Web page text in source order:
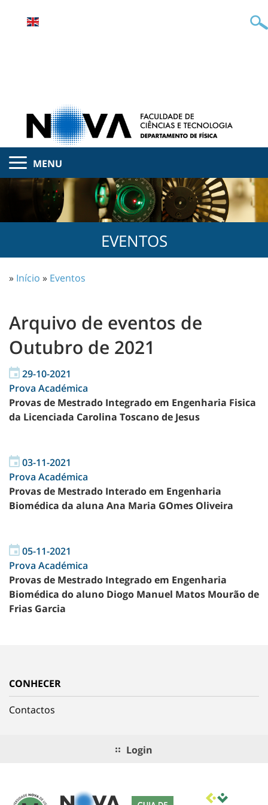
MENU
EVENTOS
» Início » Eventos
Arquivo de eventos de
Outubro de 2021
29-10-2021
Prova Académica
Provas de Mestrado Integrado em Engenharia Fisica
da Licenciada Carolina Toscano de Jesus
03-11-2021
Prova Académica
Provas de Mestrado Interado em Engenharia
Biomédica da aluna Ana Maria GOmes Oliveira
05-11-2021
Prova Académica
Provas de Mestrado Integrado em Engenharia
Biomédica do aluno Diogo Manuel Matos Mourão de
Frias Garcia
CONHECER
Contactos
Login